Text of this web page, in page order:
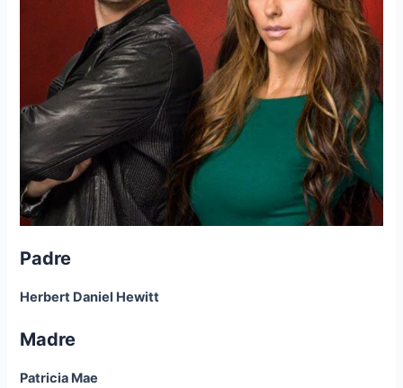
Padre
Herbert Daniel Hewitt
Madre
Patricia Mae